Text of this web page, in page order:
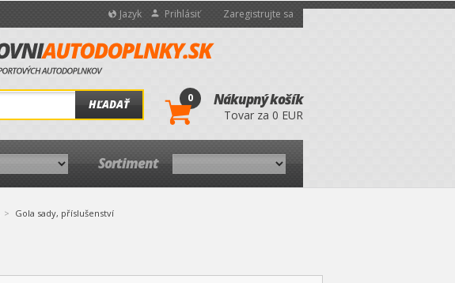
Jazyk Prihlásiť Zaregistrujte sa
HĽADAŤ 0 Nákupný košík
Tovar za 0 EUR
Sortiment
Gola sady, příslušenství